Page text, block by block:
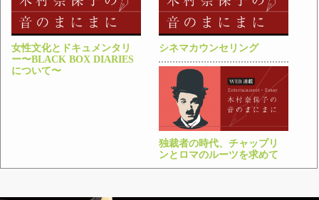
女性文化とドキュメンタリ
ー〜BLACK BOX DIARIES
について〜
シネマカウンセリング
独裁者の時代、チャップリ
ンとロマのルーツを求めて